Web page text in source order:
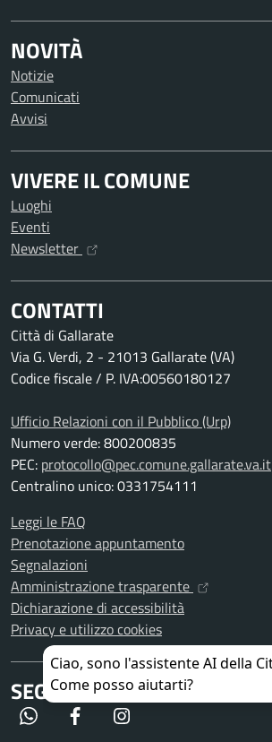
NOVITÀ
Notizie
Comunicati
Avvisi
VIVERE IL COMUNE
Luoghi
Eventi
Newsletter
CONTATTI
Città di Gallarate
Via G. Verdi, 2 - 21013 Gallarate (VA)
Codice fiscale / P. IVA:00560180127
Ufficio Relazioni con il Pubblico (Urp)
Numero verde: 800200835
PEC: protocollo@pec.comune.gallarate.va.it
Centralino unico: 0331754111
Leggi le FAQ
Prenotazione appuntamento
Segnalazioni
Amministrazione trasparente
Dichiarazione di accessibilità
Privacy e utilizzo cookies
SEGUICI SU
WhatsApp Facebook